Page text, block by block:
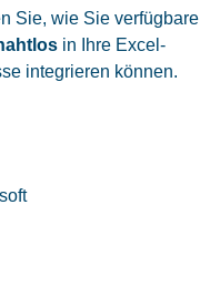
Sie, wie Sie verfügbare
in Ihre Excel-
integrieren können.